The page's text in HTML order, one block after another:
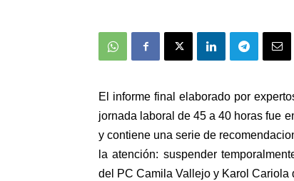
El informe final elaborado por
jornada laboral de 45 a 40 horas fue
y contiene una serie de
la atención: suspender
del PC Camila Vallejo y Karol Cariola